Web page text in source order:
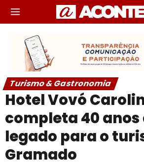
Turismo & Gastronomia
Hotel Vovó
completa 40 anos
legado para o
Gramado